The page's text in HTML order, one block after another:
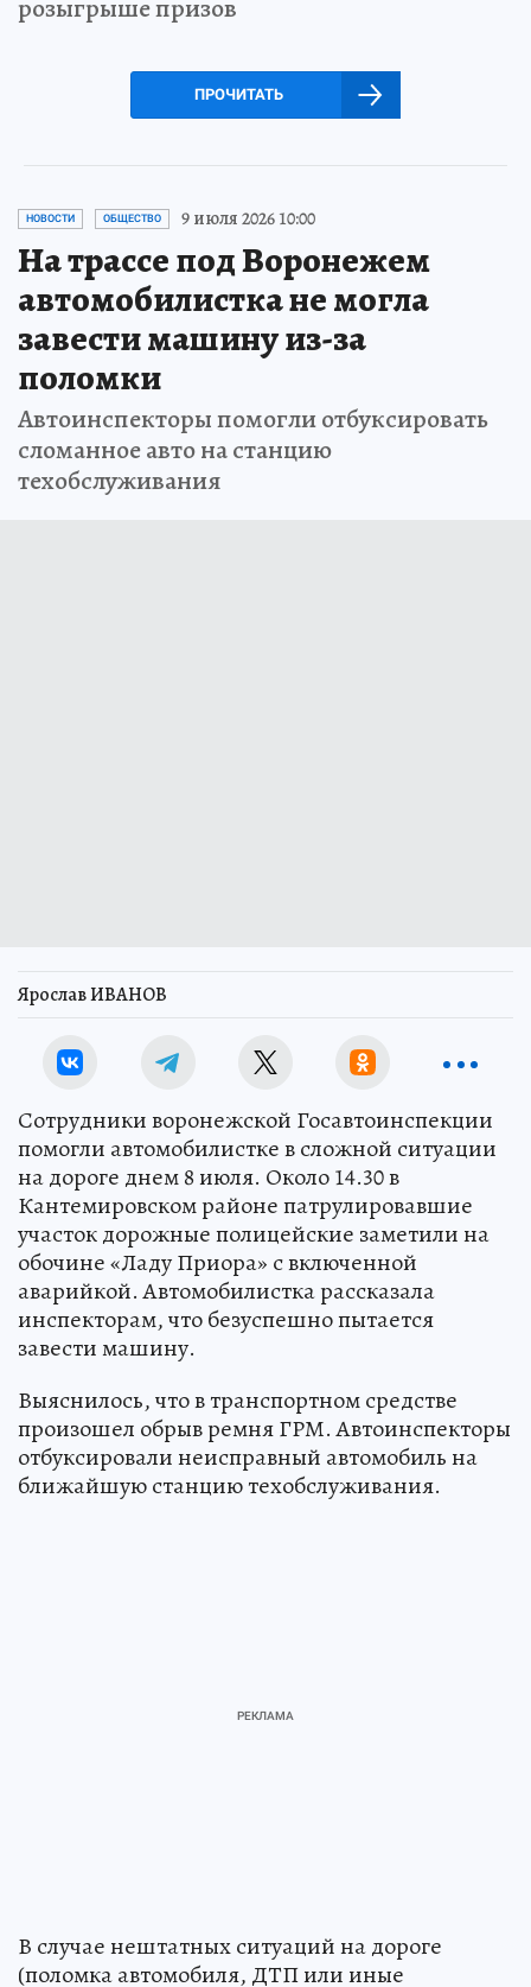
розыгрыше призов
ПРОЧИТАТЬ
НОВОСТИ ОБЩЕСТВО 9 июля 2026 10:00
На трассе под Воронежем
автомобилистка не могла
завести машину из-за
поломки
Автоинспекторы помогли отбуксировать
сломанное авто на станцию
техобслуживания
Ярослав ИВАНОВ
Сотрудники воронежской Госавтоинспекции
помогли автомобилистке в сложной ситуации
на дороге днем 8 июля. Около 14.30 в
Кантемировском районе патрулировавшие
участок дорожные полицейские заметили на
обочине «Ладу Приора» с включенной
аварийкой. Автомобилистка рассказала
инспекторам, что безуспешно пытается
завести машину.
Выяснилось, что в транспортном средстве
произошел обрыв ремня ГРМ. Автоинспекторы
отбуксировали неисправный автомобиль на
ближайшую станцию техобслуживания.
В случае нештатных ситуаций на дороге
(поломка автомобиля, ДТП или иные